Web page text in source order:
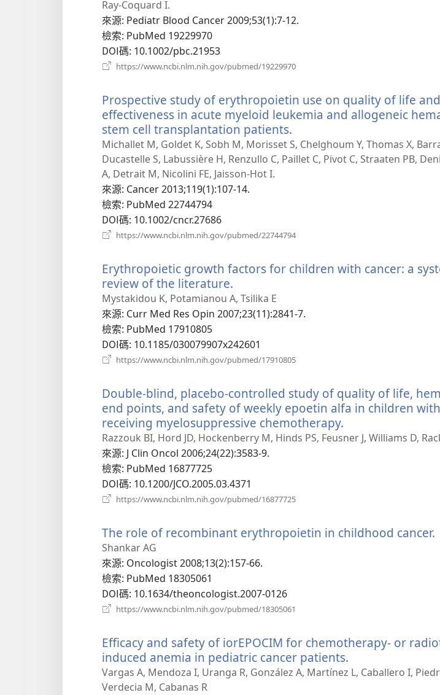
Ray-Coquard I.
來源‎: Pediatr Blood Cancer 2009;53(1):7-12.
檢索‎: PubMed 19229970
DOI碼‎: 10.1002/pbc.21953
https://www.ncbi.nlm.nih.gov/pubmed/19229970
視
窗）
Prospective study of erythropoietin use on quality of life
effectiveness in acute myeloid leukemia and allogeneic
stem cell transplantation patients.
啟
新
Michallet M, Goldet K, Sobh M, Morisset S, Chelghoum Y, Thomas X,
Ducastelle S, Labussière H, Renzullo C, Paillet C, Pivot C, Straaten PB,
A, Detrait M, Nicolini FE, Jaisson-Hot I.
來源‎: Cancer 2013;119(1):107-14.
檢索‎: PubMed 22744794
DOI碼‎: 10.1002/cncr.27686
https://www.ncbi.nlm.nih.gov/pubmed/22744794
視
Erythropoietic growth factors for children with cancer: a
review of the literature.
啟
新
窗）
Mystakidou K, Potamianou A, Tsilika E
來源‎: Curr Med Res Opin 2007;23(11):2841-7.
檢索‎: PubMed 17910805
DOI碼‎: 10.1185/030079907x242601
https://www.ncbi.nlm.nih.gov/pubmed/17910805
視
窗）
Double-blind, placebo-controlled study of quality of life,
end points, and safety of weekly epoetin alfa in children
receiving myelosuppressive chemotherapy.
啟
Razzouk BI, Hord JD, Hockenberry M, Hinds PS, Feusner J, Williams D,
來源‎: J Clin Oncol 2006;24(22):3583-9.
檢索‎: PubMed 16877725
DOI碼‎: 10.1200/JCO.2005.03.4371
https://www.ncbi.nlm.nih.gov/pubmed/16877725
視
The role of recombinant erythropoietin in childhood cancer.
Shankar AG
來源‎: Oncologist 2008;13(2):157-66.
檢索‎: PubMed 18305061
DOI碼‎: 10.1634/theoncologist.2007-0126
https://www.ncbi.nlm.nih.gov/pubmed/18305061
視
窗）
Efficacy and safety of iorEPOCIM for chemotherapy- or
induced anemia in pediatric cancer patients.
啟
Vargas A, Mendoza I, Uranga R, González A, Martínez L, Caballero I,
Verdecia M, Cabanas R